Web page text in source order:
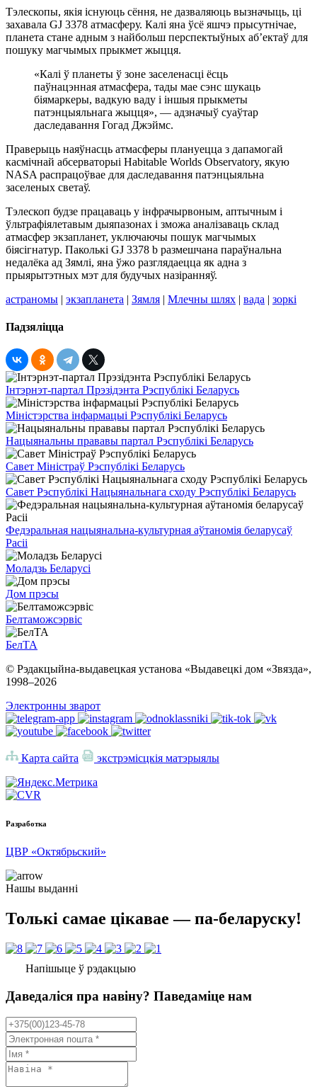
Тэлескопы, якія існуюць сёння, не дазваляюць вызначыць, ці
захавала GJ 3378 атмасферу. Калі яна ўсё яшчэ прысутнічае,
планета стане адным з найбольш перспектыўных аб’ектаў для
пошуку магчымых прыкмет жыцця.
«Калі ў планеты ў зоне заселенасці ёсць
паўнацэнная атмасфера, тады мае сэнс шукаць
біямаркеры, вадкую ваду і іншыя прыкметы
патэнцыяльнага жыцця», — адзначыў суаўтар
даследавання Гогад Джэймс.
Праверыць наяўнасць атмасферы плануецца з дапамогай
касмічнай абсерваторыі Habitable Worlds Observatory, якую
NASA распрацоўвае для даследавання патэнцыяльна
заселеных светаў.
Тэлескоп будзе працаваць у інфрачырвоным, аптычным і
ўльтрафіялетавым дыяпазонах і зможа аналізаваць склад
атмасфер экзапланет, уключаючы пошук магчымых
біясігнатур. Паколькі GJ 3378 b размешчана параўнальна
недалёка ад Зямлі, яна ўжо разглядаецца як адна з
прыярытэтных мэт для будучых назіранняў.
астраномы | экзапланета | Зямля | Млечны шлях | вада | зоркі
Падзяліцца
Інтэрнэт-партал Прэзідэнта Рэспублікі Беларусь
Міністэрства інфармацыі Рэспублікі Беларусь
Нацыянальны прававы партал Рэспублікі Беларусь
Савет Міністраў Рэспублікі Беларусь
Савет Рэспублікі Нацыянальнага сходу Рэспублікі Беларусь
Федэральная нацыянальна-культурная аўтаномія беларусаў
Расіі
Моладзь Беларусі
Дом прэсы
Белтаможсэрвіс
БелТА
© Рэдакцыйна-выдавецкая установа «Выдавецкі дом «Звязда»,
1998–2026
Электронны зварот
Карта сайта экстрэмісцкія матэрыялы
Разработка
ЦВР «Октябрьский»
Нашы выданні
Толькі самае цікавае — па-беларуску!
Напішыце ў рэдакцыю
Даведаліся пра навіну? Паведаміце нам